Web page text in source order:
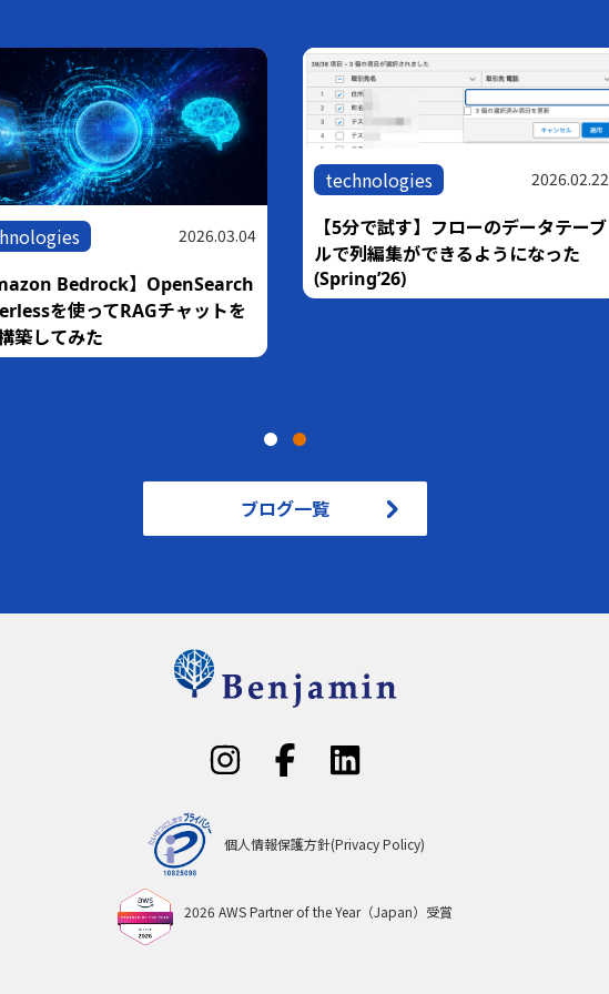
2026.03.04
Bedrock】OpenSearch
を使ってRAGチャットを
築してみた
technologies 2026.02.22
【5分で試す】フローのデータテーブ
ルで列編集ができるようになった
(Spring’26)
ブログ一覧
個人情報保護方針(Privacy Policy)
2026 AWS Partner of the Year（Japan）受賞